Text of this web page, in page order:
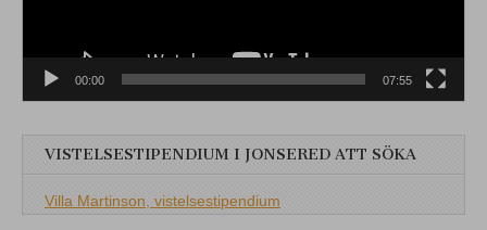
00:00 07:55
VISTELSESTIPENDIUM I JONSERED ATT SÖKA
Villa Martinson, vistelsestipendium